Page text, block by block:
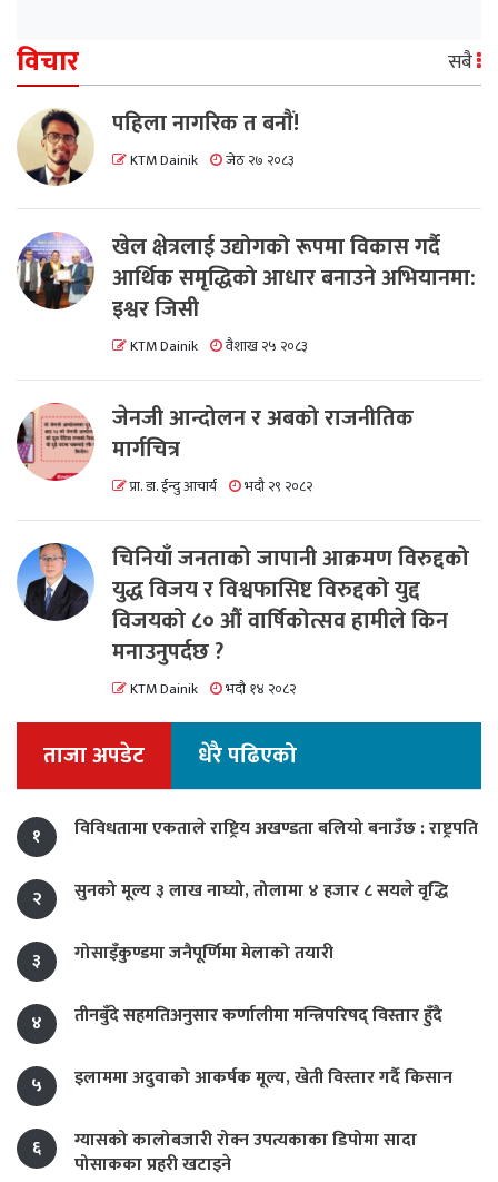
विचार सबै
पहिला नागरिक त बनाैं!
KTM Dainik जेठ २७ २०८३
खेल क्षेत्रलाई उद्योगको रूपमा विकास गर्दै
आर्थिक समृद्धिको आधार बनाउने अभियानमा:
इश्वर जिसी
KTM Dainik वैशाख २५ २०८३
जेनजी आन्दोलन र अबको राजनीतिक
मार्गचित्र
प्रा. डा. ईन्दु आचार्य भदौ २९ २०८२
चिनियाँ जनताको जापानी आक्रमण विरुद्दको
युद्ध विजय र विश्वफासिष्ट विरुद्दको युद्द
विजयको ८० औं वार्षिकोत्सव हामीले किन
मनाउनुपर्दछ ?
KTM Dainik भदौ १४ २०८२
ताजा अपडेट धेरै पढिएको
१ विविधतामा एकताले राष्ट्रिय अखण्डता बलियो बनाउँछ : राष्ट्रपति
२ सुनको मूल्य ३ लाख नाघ्यो, तोलामा ४ हजार ८ सयले वृद्धि
३ गोसाइँकुण्डमा जनैपूर्णिमा मेलाको तयारी
४ तीनबुँदे सहमतिअनुसार कर्णालीमा मन्त्रिपरिषद् विस्तार हुँदै
५ इलाममा अदुवाको आकर्षक मूल्य, खेती विस्तार गर्दै किसान
६
ग्यासको कालोबजारी रोक्न उपत्यकाका डिपोमा सादा
पोसाकका प्रहरी खटाइने